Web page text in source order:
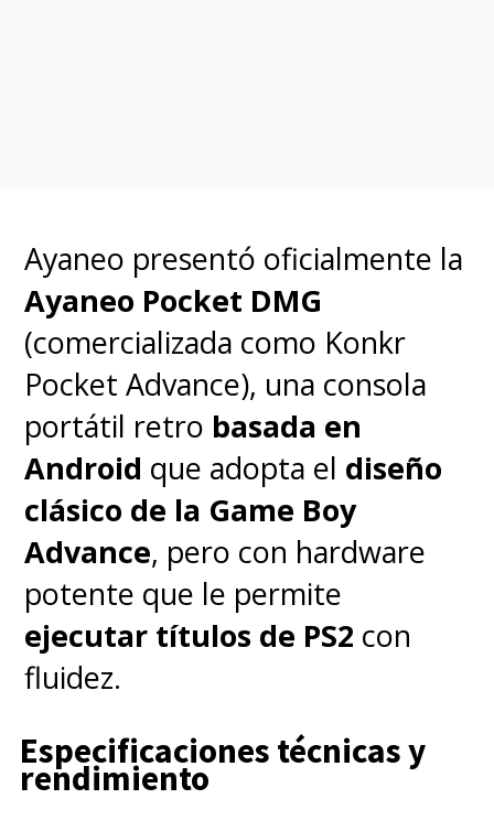
Ayaneo presentó oficialmente la
Ayaneo Pocket DMG
(comercializada como Konkr
Pocket Advance), una consola
portátil retro basada en
Android que adopta el diseño
clásico de la Game Boy
Advance, pero con hardware
potente que le permite
ejecutar títulos de PS2 con
fluidez.
Especificaciones técnicas y
rendimiento